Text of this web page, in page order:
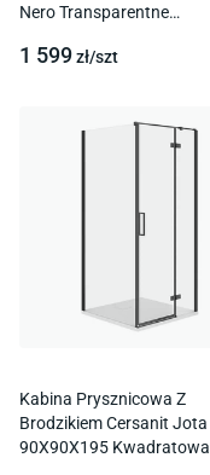
Nero Transparentne
1 599zł/szt
Kabina Prysznicowa Z
Brodzikiem Cersanit Jota
90X90X195 Kwadratowa